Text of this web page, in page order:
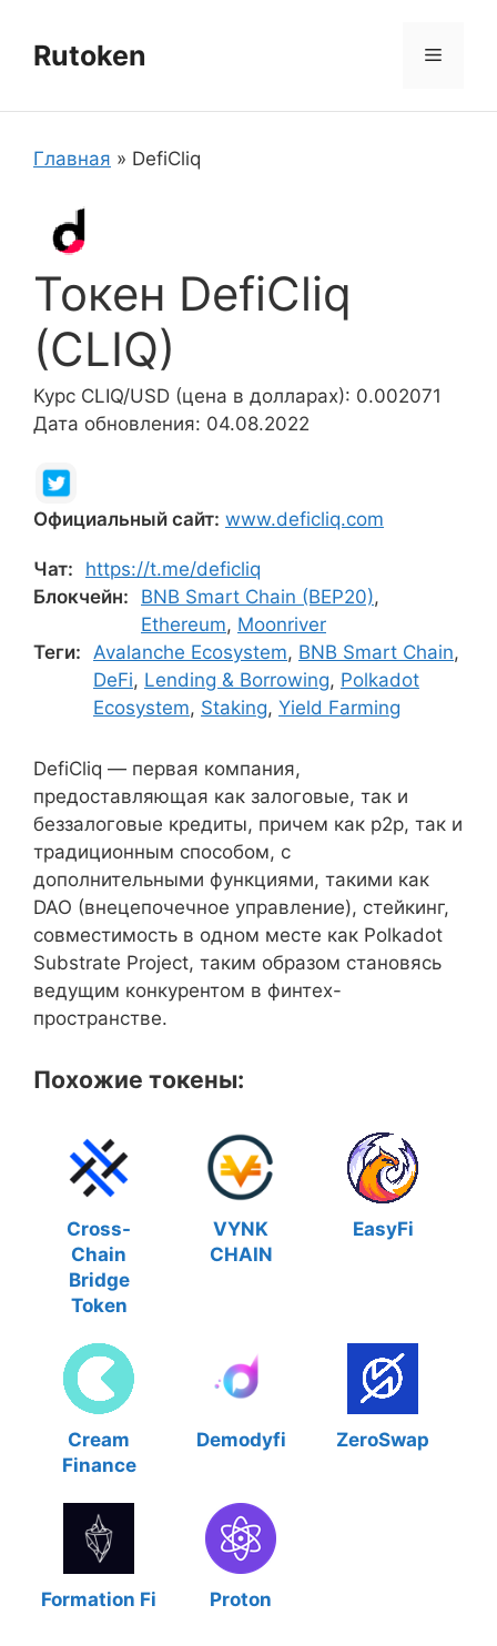
содержимому
Rutoken Меню
Главная » DefiCliq
Токен DefiCliq
(CLIQ)
Курс CLIQ/USD (цена в долларах): 0.002071
Дата обновления: 04.08.2022
Официальный сайт: www.deficliq.com
Чат:
https://t.me/deficliq
Блокчейн:
BNB Smart Chain (BEP20),
Ethereum, Moonriver
Теги: Avalanche Ecosystem, BNB Smart Chain,
DeFi, Lending & Borrowing, Polkadot
Ecosystem, Staking, Yield Farming
DefiCliq — первая компания,
предоставляющая как залоговые, так и
беззалоговые кредиты, причем как p2p, так и
традиционным способом, с
дополнительными функциями, такими как
DAO (внецепочечное управление), стейкинг,
совместимость в одном месте как Polkadot
Substrate Project, таким образом становясь
ведущим конкурентом в финтех-
пространстве.
Похожие токены:
Cross-
Chain
Bridge
Token
VYNK
CHAIN
EasyFi
Cream
Finance
Demodyfi ZeroSwap
Formation Fi Proton